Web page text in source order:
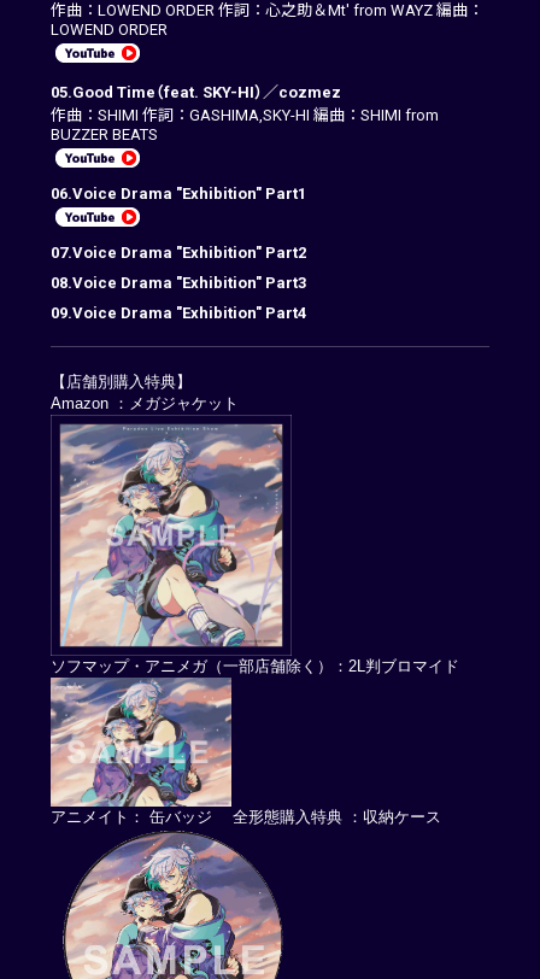
作曲：LOWEND ORDER 作詞：心之助＆Mt' from WAYZ 編曲：
LOWEND ORDER
05.Good Time（feat. SKY-HI）／cozmez
作曲：SHIMI 作詞：GASHIMA,SKY-HI 編曲：SHIMI from
BUZZER BEATS
06.Voice Drama "Exhibition" Part1
07.Voice Drama "Exhibition" Part2
08.Voice Drama "Exhibition" Part3
09.Voice Drama "Exhibition" Part4
【店舗別購入特典】
Amazon ：メガジャケット
ソフマップ・アニメガ（一部店舗除く）：2L判ブロマイド
アニメイト： 缶バッジ 全形態購入特典 ：収納ケース